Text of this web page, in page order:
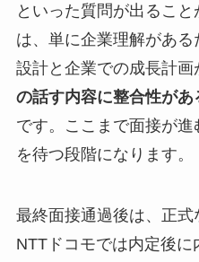
といった質問が出るこ
は、単に企業理解があ
設計と企業での成長計画
の話す内容に整合性があ
です。ここまで面接が
を待つ段階になります。
最終面接通過後は、正式
NTTドコモでは内定後